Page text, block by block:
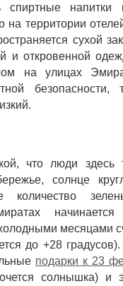
спиртные напитки
на территории
сухой
и откровенной
на улицах
безопасности,
что люди здесь
солнце
количество
месяцами
до +28
подарки к 23
солнышка) и